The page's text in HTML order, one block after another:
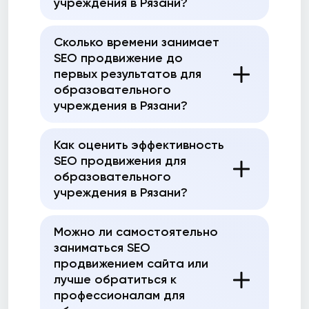
Сколько времени занимает
SEO продвижение до
первых результатов для
образовательного
учреждения в Рязани?
Как оценить эффективность
SEO продвижения для
образовательного
учреждения в Рязани?
Можно ли самостоятельно
заниматься SEO
продвижением сайта или
лучше обратиться к
профессионалам для